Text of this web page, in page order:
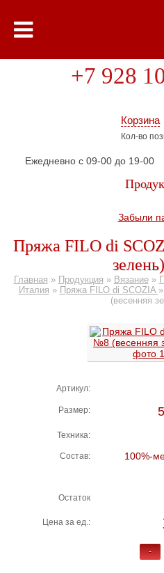
Корзина
Кол-во
+7 928
Ежедневно с 09-00 до 19-00
Забыли
Пряжа FILO di
Главная » Продукция » Вязание»
Италия » Пряжа FILO di SCOZIA »
(весенняя
Артикул:
Размер:
Техника:
Состав: 100%-
Остаток
Цена за ед.:
-